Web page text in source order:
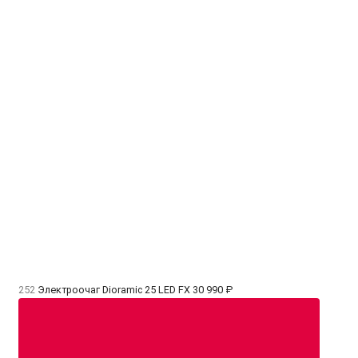
252 Электроочаг Dioramic 25 LED FX 30 990 ₽